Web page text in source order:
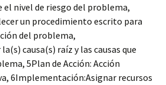
el nivel de riesgo del problema,
un procedimiento escrito para
del problema,
causa(s) raíz y las causas que
5Plan de Acción: Acción
6Implementación:Asignar recursos